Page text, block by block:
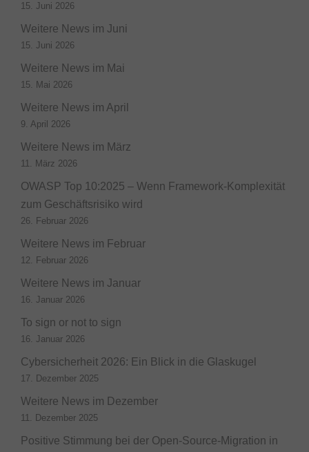
15. Juni 2026
Weitere News im Juni
15. Juni 2026
Weitere News im Mai
15. Mai 2026
Weitere News im April
9. April 2026
Weitere News im März
11. März 2026
OWASP Top 10:2025 – Wenn Framework-Komplexität
zum Geschäftsrisiko wird
26. Februar 2026
Weitere News im Februar
12. Februar 2026
Weitere News im Januar
16. Januar 2026
To sign or not to sign
16. Januar 2026
Cybersicherheit 2026: Ein Blick in die Glaskugel
17. Dezember 2025
Weitere News im Dezember
11. Dezember 2025
Positive Stimmung bei der Open-Source-Migration in